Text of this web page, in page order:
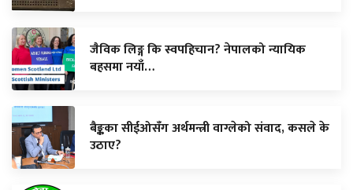
जैविक लिङ्ग कि स्वपहिचान? नेपालको न्यायिक
बहसमा नयाँ…
बैङ्कका सीईओसँग अर्थमन्त्री वाग्लेको संवाद, कसले के
उठाए?